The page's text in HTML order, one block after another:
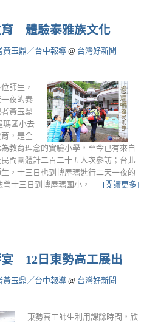
育 體驗泰雅族文化
黃玉鼎／台中報導 @ 台灣好新聞
師生，
夜的泰
黃玉鼎
瑪國小去
，是全
教育理念的實驗小學，至今已有來自
間團體計二百二十五人次參訪；台北
，十三日也到博屋瑪進行二天一夜的
十三日到博屋瑪國小，...... [閱讀更多]
12日東勢高工展出
黃玉鼎／台中報導 @ 台灣好新聞
東勢高工師生利用課餘時間，欣